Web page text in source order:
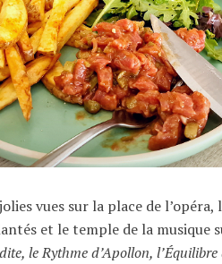
vues sur la place de
et le temple de la
le Rythme d’Apollon,